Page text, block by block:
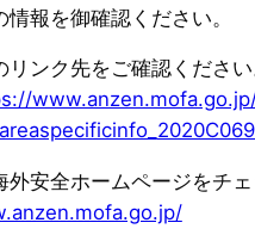
情報を御確認ください。
ンク先をご確認ください
外安全ホームページをチェ